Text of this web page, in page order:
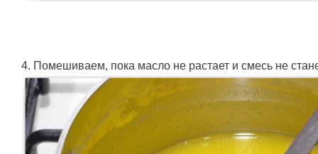
4. Помешиваем, пока масло не растает и смесь не